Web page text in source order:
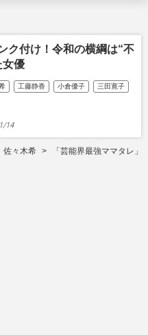
ク付け！令和の横綱は“不
女優
工藤静香 小倉優子 三田寛子
14
佐々木希 「芸能界最強ママタレ